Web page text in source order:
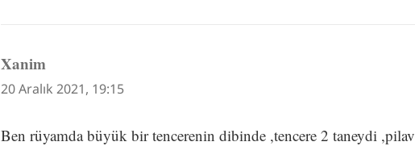
Xanimdedi
ki:
20 Aralık 2021, 19:15
Ben rüyamda büyük bir tencerenin dibinde ,tencere 2 taneydi ,pilav